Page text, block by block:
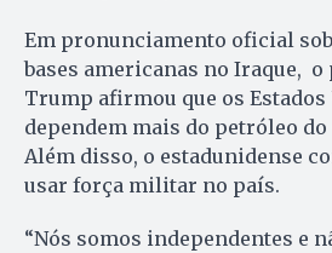
Em pronunciamento oficial
bases americanas no Iraque,
Trump afirmou que os Estados
dependem mais do petróleo
Além disso, o estadunidense
usar força militar no país.
“Nós somos independentes e